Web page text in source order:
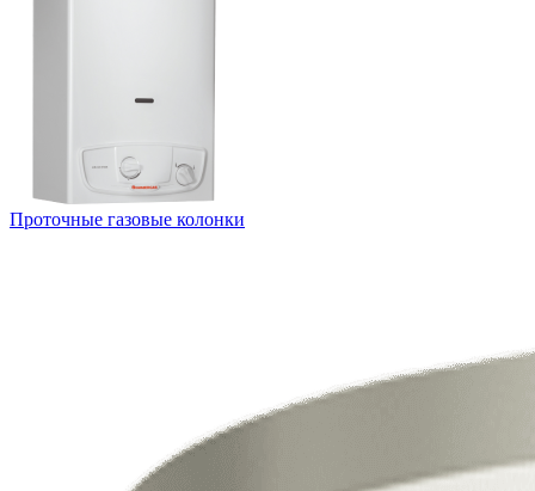
Проточные газовые колонки